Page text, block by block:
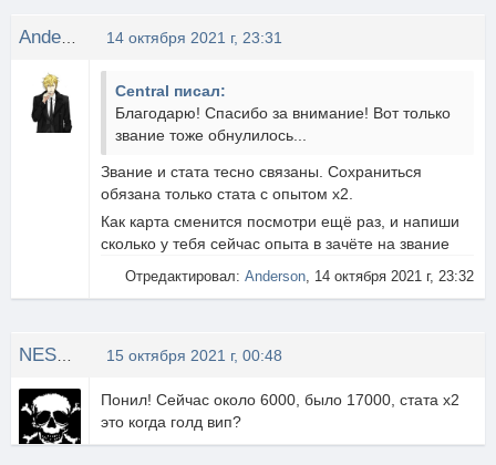
14 октября 2021 г, 23:31
Central писал:
Благодарю! Спасибо за внимание! Вот только
звание тоже обнулилось...
Звание и стата тесно связаны. Сохраниться
обязана только стата с опытом х2.
Как карта сменится посмотри ещё раз, и напиши
сколько у тебя сейчас опыта в зачёте на звание
Отредактировал: Anderson, 14 октября 2021 г, 23:32
15 октября 2021 г, 00:48
Понил! Сейчас около 6000, было 17000, стата x2
это когда голд вип?